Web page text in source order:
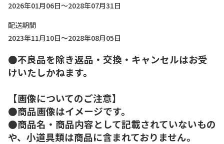
2026年01月06日～2028年07月31日
配送期間
2023年11月10日～2028年08月05日
●不良品を除き返品・交換・キャンセルはお受
けいたしかねます。
【画像についてのご注意】
●商品画像はイメージです。
●商品名・商品内容として記載されていないもの
や、小道具類は商品に含まれておりません。